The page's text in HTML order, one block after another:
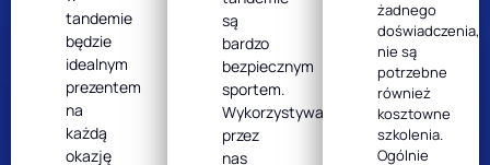
tandemie
będzie
idealnym
prezentem
na
każdą
okazję
są
bardzo
bezpiecznym
sportem.
Wykorzystywany
przez
nas
żadnego
doświadczenia,
nie są
potrzebne
również
kosztowne
szkolenia.
Ogólnie